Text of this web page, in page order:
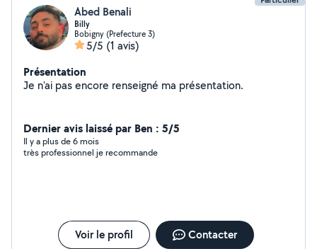
Abed Benali
Billy
Bobigny (Prefecture 3)
5/5 (1 avis)
Présentation
Je n'ai pas encore renseigné ma présentation.
Dernier avis laissé par Ben : 5/5
Il y a plus de 6 mois
très professionnel je recommande
Voir le profil Contacter